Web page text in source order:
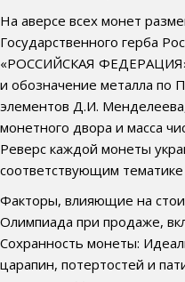
На аверсе всех монет
Государственного герба
«РОССИЙСКАЯ
и обозначение металла по
элементов Д.И.
монетного двора и масса
Реверс каждой монеты
соответствующим тематике
Факторы, влияющие на
Олимпиада при продаже,
Сохранность монеты:
царапин, потертостей и